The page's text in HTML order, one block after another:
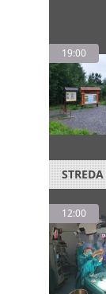
19:00
STREDA
12:00